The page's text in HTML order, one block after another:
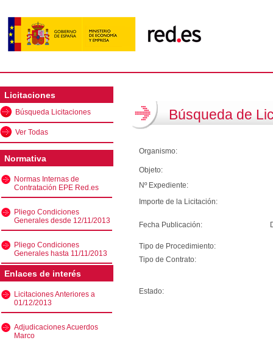
Licitaciones
Búsqueda Licitaciones
Ver Todas
Normativa
Normas Internas de
Contratación EPE Red.es
Pliego Condiciones
Generales desde 12/11/2013
Pliego Condiciones
Generales hasta 11/11/2013
Enlaces de interés
Licitaciones Anteriores a
01/12/2013
Adjudicaciones Acuerdos
Marco
Búsqueda de
Organismo:
Objeto:
Nº Expediente:
Importe de la Licitación:
Fecha Publicación:
Tipo de Procedimiento:
Tipo de Contrato:
Estado: